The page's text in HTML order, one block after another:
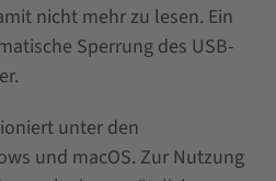
nicht mehr zu lesen. Ein
Sperrung des USB-
unter den
und macOS. Zur Nutzung